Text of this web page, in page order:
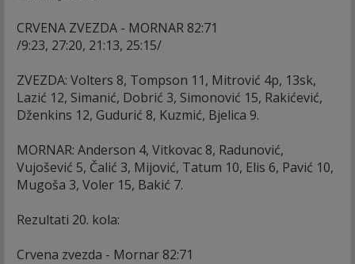
CRVENA ZVEZDA - MORNAR 82:71
/9:23, 27:20, 21:13, 25:15/
ZVEZDA: Volters 8, Tompson 11, Mitrović 4p, 13sk,
Lazić 12, Simanić, Dobrić 3, Simonović 15, Rakićević,
Dženkins 12, Gudurić 8, Kuzmić, Bjelica 9.
MORNAR: Anderson 4, Vitkovac 8, Radunović,
Vujošević 5, Čalić 3, Mijović, Tatum 10, Elis 6, Pavić 10,
Mugoša 3, Voler 15, Bakić 7.
Rezultati 20. kola:
Crvena zvezda - Mornar 82:71